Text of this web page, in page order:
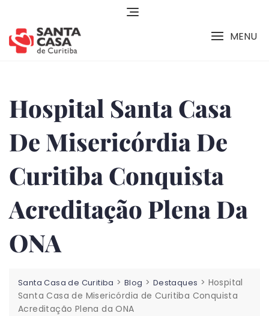
MENU
Hospital Santa Casa
De Misericórdia De
Curitiba Conquista
Acreditação Plena Da
ONA
Santa Casa de Curitiba >Blog > Destaques > Hospital
Santa Casa de Misericórdia de Curitiba Conquista
Acreditação Plena da ONA